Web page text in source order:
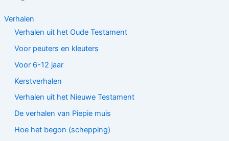
Verhalen
Verhalen uit het Oude Testament
Voor peuters en kleuters
Voor 6-12 jaar
Kerstverhalen
Verhalen uit het Nieuwe Testament
De verhalen van Piepie muis
Hoe het begon (schepping)